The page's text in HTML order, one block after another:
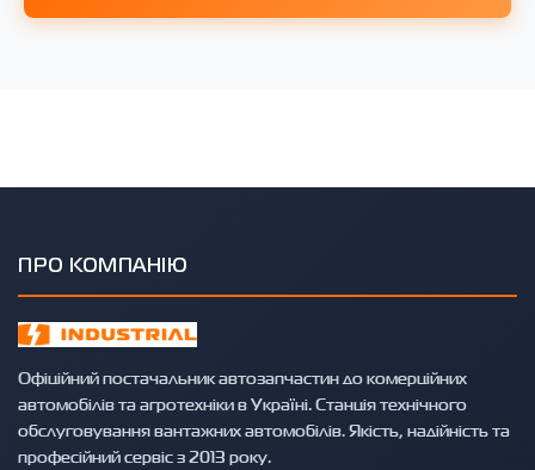
ПРО КОМПАНІЮ
Офіційний постачальник автозапчастин до комерційних
автомобілів та агротехніки в Україні. Станція технічного
обслуговування вантажних автомобілів. Якість, надійність та
професійний сервіс з 2013 року.